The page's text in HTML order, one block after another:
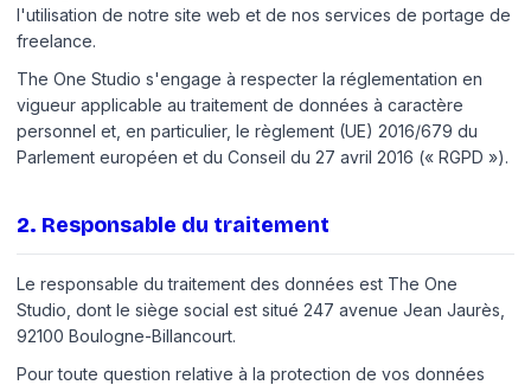
l'utilisation de notre site web et de nos services de portage de
freelance.
The One Studio s'engage à respecter la réglementation en
vigueur applicable au traitement de données à caractère
personnel et, en particulier, le règlement (UE) 2016/679 du
Parlement européen et du Conseil du 27 avril 2016 (« RGPD »).
2. Responsable du traitement
Le responsable du traitement des données est The One
Studio, dont le siège social est situé 247 avenue Jean Jaurès,
92100 Boulogne-Billancourt.
Pour toute question relative à la protection de vos données